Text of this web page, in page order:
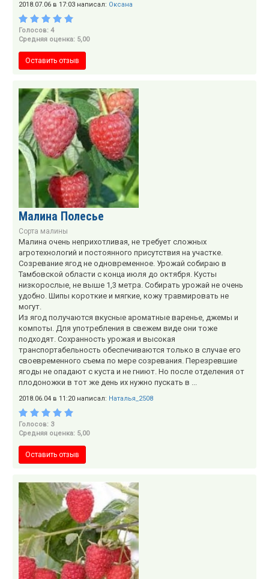
2018.07.06 в 17:03 написал: Оксана
Голосов: 4
Средняя оценка: 5,00
Оставить отзыв
Малина Полесье
Сорта малины
Малина очень неприхотливая, не требует сложных
агротехнологий и постоянного присутствия на участке.
Созревание ягод не одновременное. Урожай собираю в
Тамбовской области с конца июля до октября. Кусты
низкорослые, не выше 1,3 метра. Собирать урожай не очень
удобно. Шипы короткие и мягкие, кожу травмировать не
могут.
Из ягод получаются вкусные ароматные варенье, джемы и
компоты. Для употребления в свежем виде они тоже
подходят. Сохранность урожая и высокая
транспортабельность обеспечиваются только в случае его
своевременного съема по мере созревания. Перезревшие
ягоды не опадают с куста и не гниют. Но после отделения от
плодоножки в тот же день их нужно пускать в ...
2018.06.04 в 11:20 написал: Наталья_2508
Голосов: 3
Средняя оценка: 5,00
Оставить отзыв